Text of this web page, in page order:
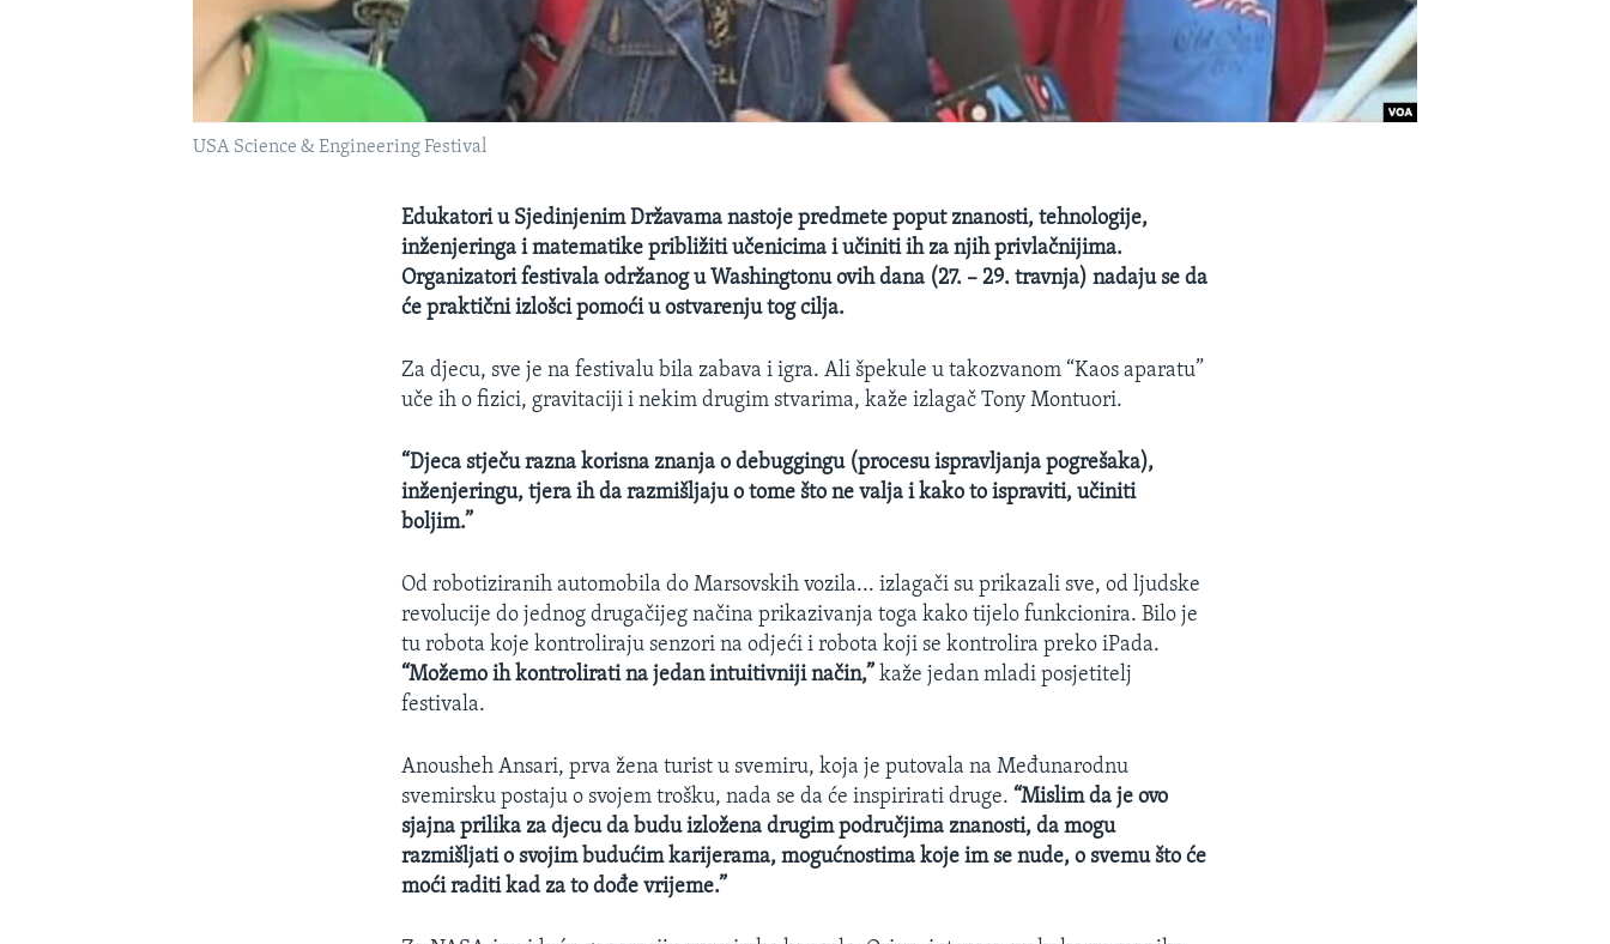
USA Science & Engineering Festival
Edukatori u Sjedinjenim Državama nastoje predmete poput znanosti, tehnologije,
inženjeringa i matematike približiti učenicima i učiniti ih za njih privlačnijima.
Organizatori festivala održanog u Washingtonu ovih dana (27. – 29. travnja) nadaju se da
će praktični izlošci pomoći u ostvarenju tog cilja.
Za djecu, sve je na festivalu bila zabava i igra. Ali špekule u takozvanom “Kaos aparatu”
uče ih o fizici, gravitaciji i nekim drugim stvarima, kaže izlagač Tony Montuori.
“Djeca stječu razna korisna znanja o debuggingu (procesu ispravljanja pogrešaka),
inženjeringu, tjera ih da razmišljaju o tome što ne valja i kako to ispraviti, učiniti
boljim.”
Od robotiziranih automobila do Marsovskih vozila... izlagači su prikazali sve, od ljudske
revolucije do jednog drugačijeg načina prikazivanja toga kako tijelo funkcionira. Bilo je
tu robota koje kontroliraju senzori na odjeći i robota koji se kontrolira preko iPada.
“Možemo ih kontrolirati na jedan intuitivniji način,” kaže jedan mladi posjetitelj
festivala.
Anousheh Ansari, prva žena turist u svemiru, koja je putovala na Međunarodnu
svemirsku postaju o svojem trošku, nada se da će inspirirati druge.“Mislim da je ovo
sjajna prilika za djecu da budu izložena drugim područjima znanosti, da mogu
razmišljati o svojim budućim karijerama, mogućnostima koje im se nude, o svemu što će
moći raditi kad za to dođe vrijeme.”